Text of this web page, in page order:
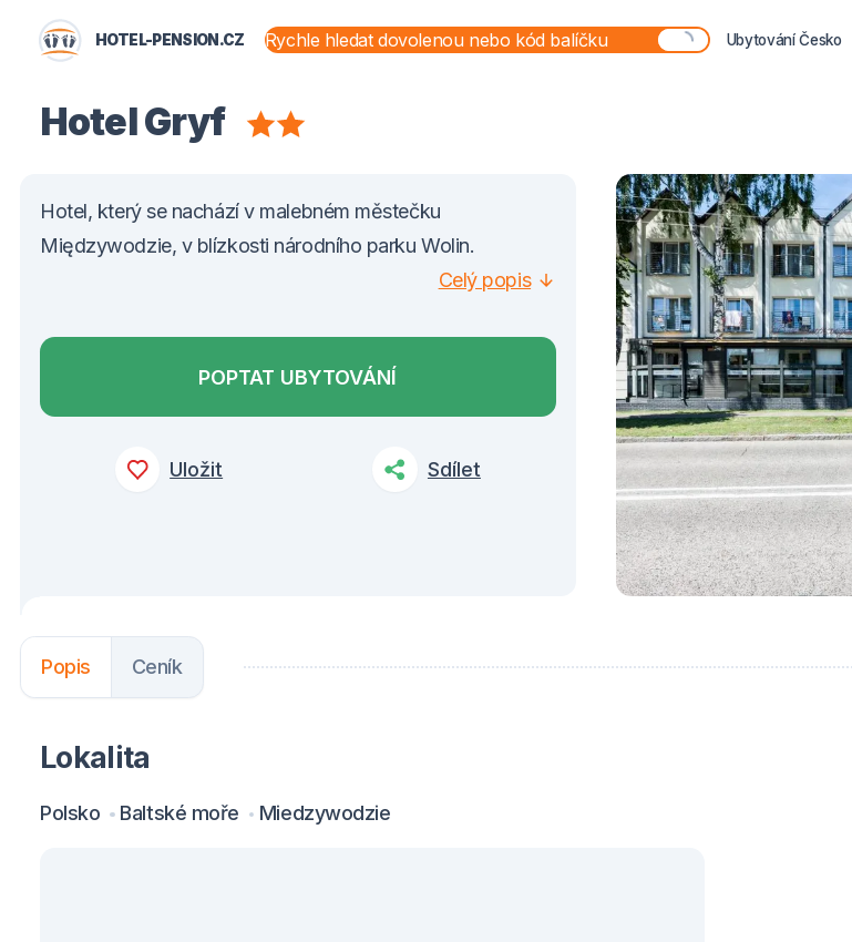
HOTEL-PENSION.CZ Ubytování Česko
Hotel Gryf
Hotel, který se nachází v malebném městečku
Międzywodzie, v blízkosti národního parku Wolin.
Celý popis
POPTAT UBYTOVÁNÍ
Uložit Sdílet
Popis Ceník
Lokalita
Polsko Baltské moře Miedzywodzie